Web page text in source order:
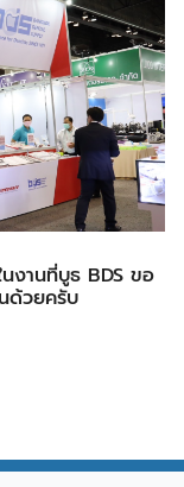
งานที่บูธ BDS ขอ
ด้วยครับ